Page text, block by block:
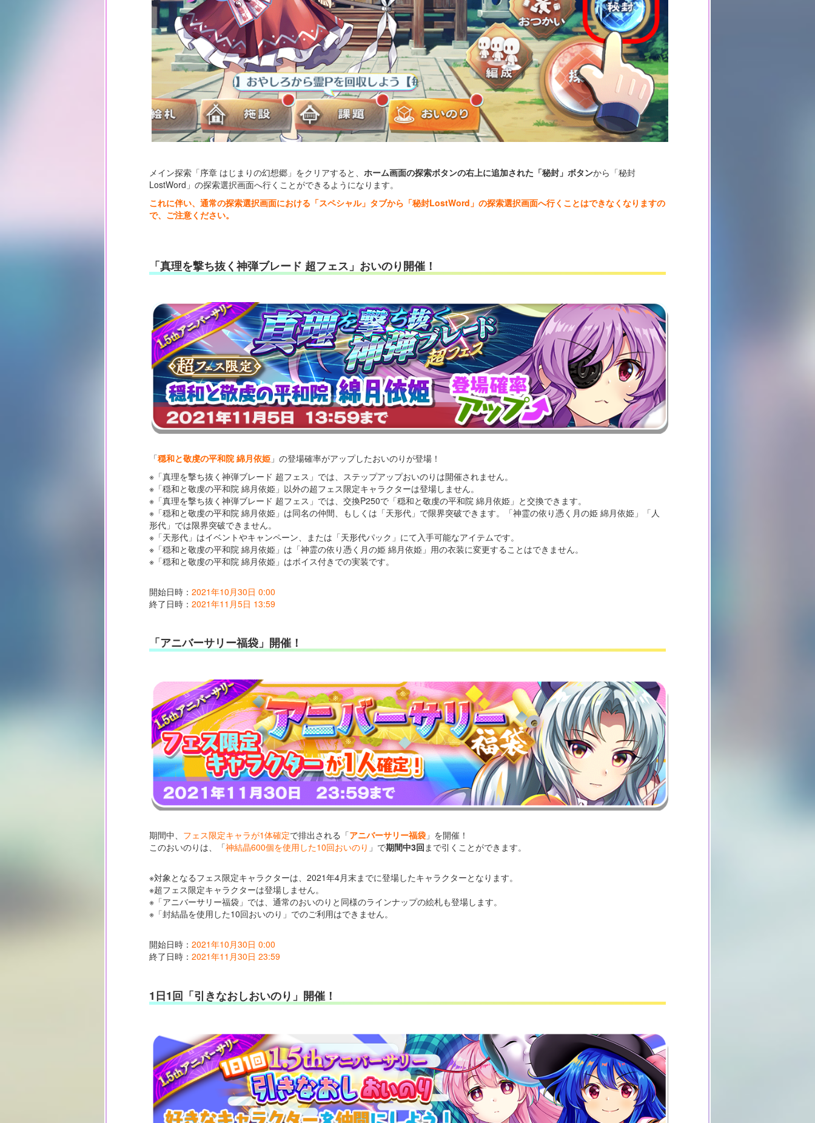
メイン探索「序章 はじまりの幻想郷」をクリアすると、 ホーム画面の探索ボタンの右上に追加された「秘封」ボタンから「秘封
LostWord」の探索選択画面へ行くことができるようになります。
これに伴い、通常の探索選択画面における「スペシャル」タブから「秘封LostWord」の探索選択画面へ行くことはできなくなりますの
で、ご注意ください。
「真理を撃ち抜く神弾ブレード 超フェス」おいのり開催！
「穏和と敬虔の平和院 綿月依姫 」の登場確率がアップしたおいのりが登場！
※「真理を撃ち抜く神弾ブレード 超フェス」では、ステップアップおいのりは開催されません。
※「穏和と敬虔の平和院 綿月依姫」以外の超フェス限定キャラクターは登場しません。
※「真理を撃ち抜く神弾ブレード 超フェス」では、交換P250で「穏和と敬虔の平和院 綿月依姫」と交換できます。
※「穏和と敬虔の平和院 綿月依姫」は同名の仲間、もしくは「天形代」で限界突破できます。「神霊の依り憑く月の姫 綿月依姫」「人
形代」では限界突破できません。
※「天形代」はイベントやキャンペーン、または「天形代パック」にて入手可能なアイテムです。
※「穏和と敬虔の平和院 綿月依姫」は「神霊の依り憑く月の姫 綿月依姫」用の衣装に変更することはできません。
※「穏和と敬虔の平和院 綿月依姫」はボイス付きでの実装です。
開始日時： 2021年10月30日 0:00
終了日時： 2021年11月5日 13:59
「アニバーサリー福袋」開催！
期間中、 フェス限定キャラが1体確定で排出される「アニバーサリー福袋 」を開催！
このおいのりは、「神結晶600個を使用した10回おいのり 」で期間中3回まで引くことができます。
※対象となるフェス限定キャラクターは、2021年4月末までに登場したキャラクターとなります。
※超フェス限定キャラクターは登場しません。
※「アニバーサリー福袋」では、通常のおいのりと同様のラインナップの絵札も登場します。
※「封結晶を使用した10回おいのり」でのご利用はできません。
開始日時： 2021年10月30日 0:00
終了日時： 2021年11月30日 23:59
1日1回「引きなおしおいのり」開催！